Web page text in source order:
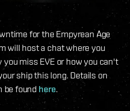
for the Empyrean Age
will host a chat where you
miss EVE or how you can't
ship this long. Details on
be found here.